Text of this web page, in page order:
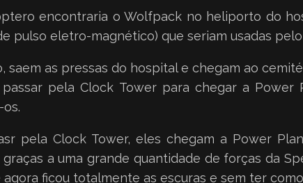
encontraria o Wolfpack no heliporto do
pulso eletro-magnético) que seriam usadas
saem as pressas do hospital e chegam ao
pela Clock Tower para chegar a Power
pela Clock Tower, eles chegam a Power
a uma grande quantidade de forças da
agora ficou totalmente as escuras e sem ter